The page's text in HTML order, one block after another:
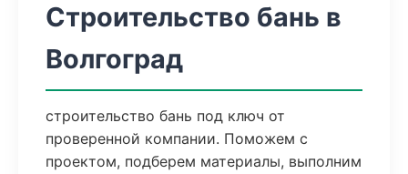
Строительство бань в
Волгоград
строительство бань под ключ от
проверенной компании. Поможем с
проектом, подберем материалы, выполним